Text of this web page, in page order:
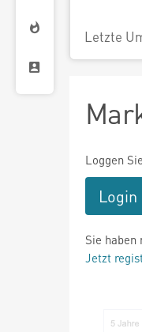
Letzte
Loggen
Login
Sie haben
Jetzt